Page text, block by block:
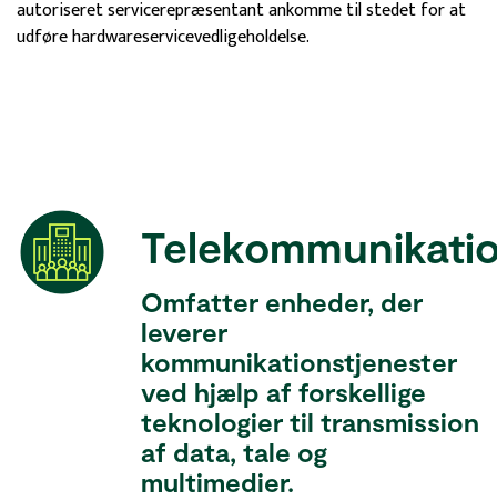
autoriseret servicerepræsentant ankomme til stedet for at
udføre hardwareservicevedligeholdelse.
Omfatter enheder, der
leverer
kommunikationstjenester
ved hjælp af forskellige
teknologier til transmission
af data, tale og
multimedier.